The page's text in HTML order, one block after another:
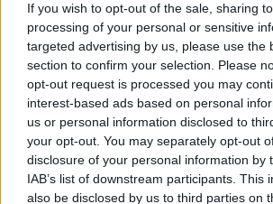
If you wish to opt-out of the sale, sharing
processing of your personal or sensitive
targeted advertising by us, please use the
section to confirm your selection. Please
opt-out request is processed you may
interest-based ads based on personal
us or personal information disclosed to
your opt-out. You may separately opt-out
disclosure of your personal information by
IAB’s list of downstream participants. This
also be disclosed by us to third parties on
2014 m. aneksavęs Krymą,
pavadino Rusijos „karūnos
žadėdamas vietos
saugumą ir Maskvos
Daugelis šių pažadų tuščiai